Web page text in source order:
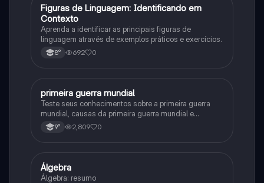
FPortuguês
Figuras de Linguagem: Identificando em
Contexto
Aprenda a identificar as principais figuras de
linguagem através de exemplos práticos e exercícios.
8° 692 0
História
primeira guerra mundial
Teste seus conhecimentos sobre a primeira guerra
mundial, causas da primeira guerra mundial e
consequências da Primeira Guerra Mundial, fases da
primeira guerra mundial
9° 2,809 0
Matematica
Álgebra
Álgebra: resumo